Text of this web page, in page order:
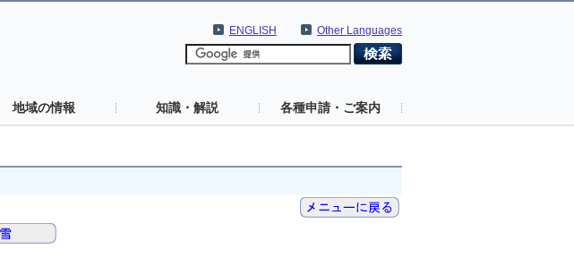
Other Languages
ENGLISH
地域の情報 知識・解説 各種申請・ご案内